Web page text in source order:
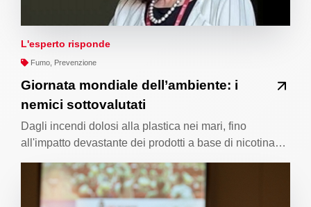
L'esperto risponde
Fumo, Prevenzione
Giornata mondiale dell’ambiente: i
nemici sottovalutati
Dagli incendi dolosi alla plastica nei mari, fino
all'impatto devastante dei prodotti a base di nicotina…